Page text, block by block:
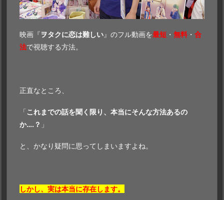
映画『ヲタクに恋は難しい』のフル動画を最短 ・ 無料 ・ 合
法で視聴する方法。
正直なところ、
「これまでの話を聞く限り、本当にそんな方法あるの
か….？ 」
と、かなり疑問に思ってしまいますよね。
しかし、実は本当に存在します。